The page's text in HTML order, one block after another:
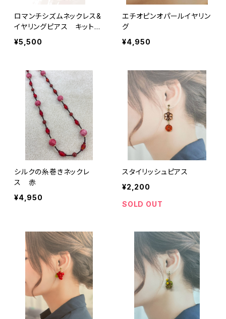
ロマンチシズムネックレス&
イヤリングピアス キット
ビーズフレンド冬号掲載作
¥5,500
エチオピンオパールイヤリン
グ
¥4,950
シルクの糸巻きネックレ
ス 赤
¥4,950
スタイリッシュピアス
¥2,200
SOLD OUT